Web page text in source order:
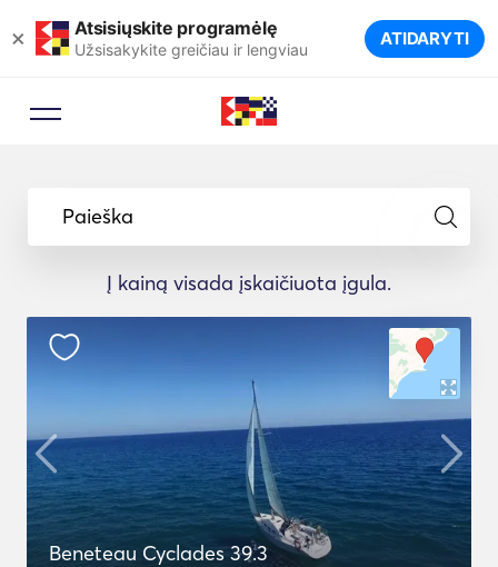
× Atsisiųskite programėlę
Užsisakykite greičiau ir lengviau ATIDARYTI
Paieška
Į kainą visada įskaičiuota įgula.
Beneteau Cyclades 39.3